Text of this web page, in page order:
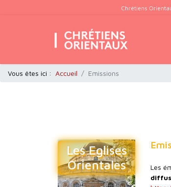
Chrétiens
Vous êtes ici : Accueil Emissions
Les Eglises
Orientales
Les